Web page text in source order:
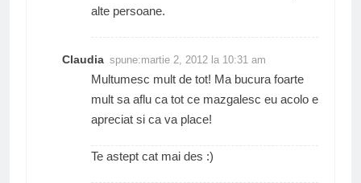
alte persoane.
Claudia spune:martie 2, 2012 la 10:31 am
Multumesc mult de tot! Ma bucura foarte
mult sa aflu ca tot ce mazgalesc eu acolo e
apreciat si ca va place!
Te astept cat mai des :)